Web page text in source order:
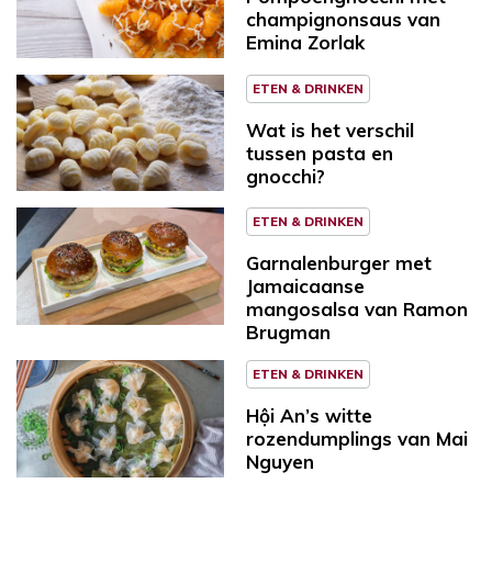
champignonsaus van
Emina Zorlak
ETEN & DRINKEN
Wat is het verschil
tussen pasta en
gnocchi?
ETEN & DRINKEN
Garnalenburger met
Jamaicaanse
mangosalsa van Ramon
Brugman
ETEN & DRINKEN
Hội An’s witte
rozendumplings van Mai
Nguyen